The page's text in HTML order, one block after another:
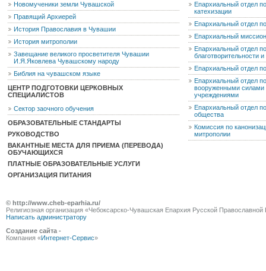
Новомученики земли Чувашской
Правящий Архиерей
История Православия в Чувашии
История митрополии
Завещание великого просветителя Чувашии
И.Я.Яковлева Чувашскому народу
Библия на чувашском языке
ЦЕНТР ПОДГОТОВКИ ЦЕРКОВНЫХ
СПЕЦИАЛИСТОВ
Сектор заочного обучения
ОБРАЗОВАТЕЛЬНЫЕ СТАНДАРТЫ
РУКОВОДСТВО
ВАКАНТНЫЕ МЕСТА ДЛЯ ПРИЕМА (ПЕРЕВОДА)
ОБУЧАЮЩИХСЯ
ПЛАТНЫЕ ОБРАЗОВАТЕЛЬНЫЕ УСЛУГИ
ОРГАНИЗАЦИЯ ПИТАНИЯ
Епархиальный отдел
катехизации
Епархиальный отдел
Епархиальный
Епархиальный отдел
благотворительности
Епархиальный отдел
Епархиальный отдел
вооруженными силами
учреждениями
Епархиальный отдел
общества
Комиссия по
митрополии
© http://www.cheb-eparhia.ru/
Религиозная организация «Чебоксарско-Чувашская Епархия Русской
Написать администратору
Создание сайта -
Компания «Интернет-Сервис»